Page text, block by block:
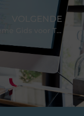
VOLGENDE
De Ultieme Gids voor Thuiszorg in Groningen: Waar Moet U Opletten?